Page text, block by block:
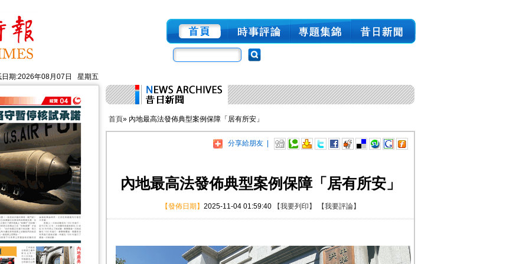
日期:2026年08月07日 星期五
首頁» 內地最高法發佈典型案例保障「居有所安」
分享給朋友 |
內地最高法發佈典型案例保障「居有所安」
【發佈日期】 2025-11-04 01:59:40 【我要列印】 【我要評論】